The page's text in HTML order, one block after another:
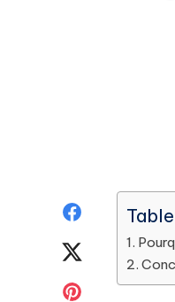
Facebook
Share